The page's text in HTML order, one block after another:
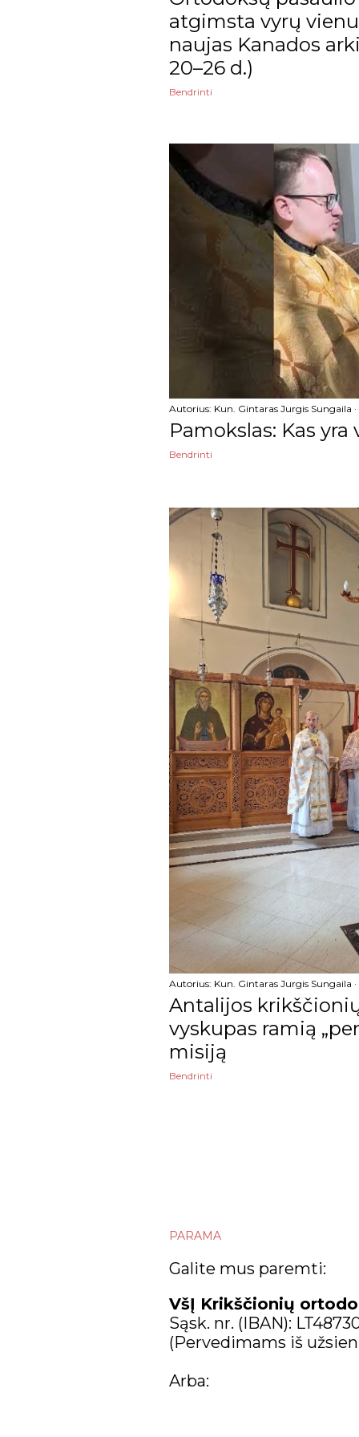
2024
gruodžio
rugpjūčio
liepos
birželio
gegužės
balandžio
kovo
vasario
sausio
2023
spalio
rugsėjo
rugpjūčio
liepos
birželio
gegužės
balandžio
kovo
vasario
sausio
2022
gruodžio
lapkričio
spalio
rugsėjo
rugpjūčio
liepos
lapkričio
spalio
atgimsta vyrų
naujas Kanados
20–26 d.)
Bendrinti
Autorius: Kun. Gintaras Jurgis Sungaila
Pamokslas: Kas yra
Bendrinti
Autorius: Kun. Gintaras Jurgis Sungaila
Antalijos
vyskupas ramią
misiją
Bendrinti
PARAMA
Galite mus paremti:
VšĮ Krikščionių
Sąsk. nr. (IBAN):
(Pervedimams iš
Arba: